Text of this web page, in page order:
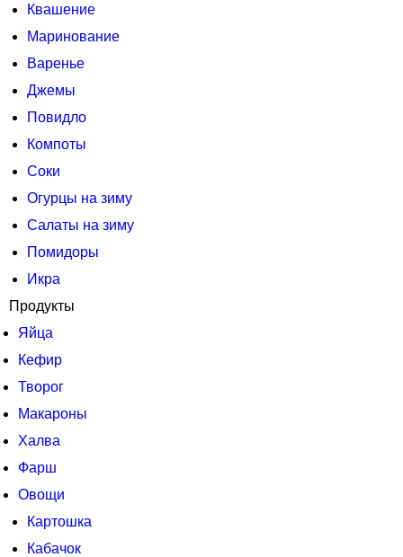
Квашение
Маринование
Варенье
Джемы
Повидло
Компоты
Соки
Огурцы на зиму
Салаты на зиму
Помидоры
Икра
Продукты
Яйца
Кефир
Творог
Макароны
Халва
Фарш
Овощи
Картошка
Кабачок